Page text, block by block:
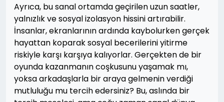
Ayrıca, bu sanal ortamda geçirilen uzun saatler,
yalnızlık ve sosyal izolasyon hissini artırabilir.
İnsanlar, ekranlarının ardında kaybolurken gerçek
hayattan koparak sosyal becerilerini yitirme
riskiyle karşı karşıya kalıyorlar. Gerçekten de bir
oyunda kazanmanın coşkusunu yaşamak mı,
yoksa arkadaşlarla bir araya gelmenin verdiği
mutluluğu mu tercih edersiniz? Bu, aslında bir